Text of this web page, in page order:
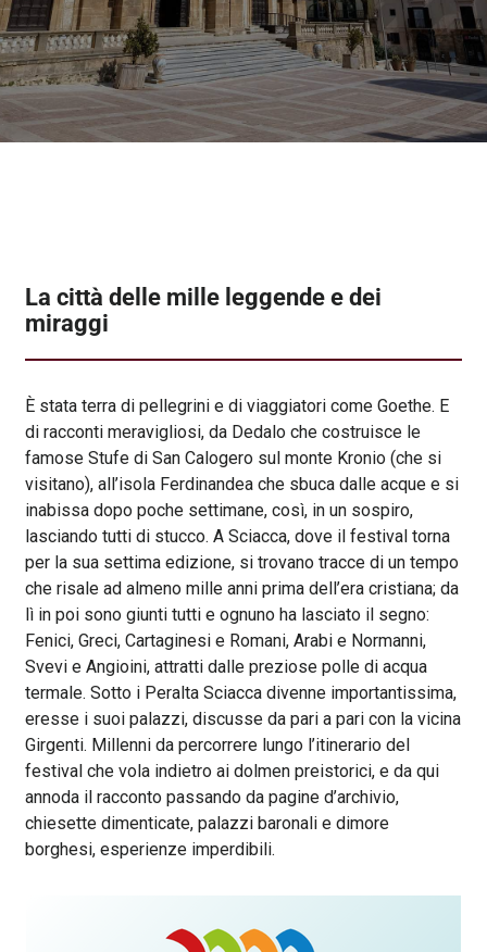
La città delle mille leggende e dei
miraggi
È stata terra di pellegrini e di viaggiatori come Goethe. E
di racconti meravigliosi, da Dedalo che costruisce le
famose Stufe di San Calogero sul monte Kronio (che si
visitano), all’isola Ferdinandea che sbuca dalle acque e si
inabissa dopo poche settimane, così, in un sospiro,
lasciando tutti di stucco. A Sciacca, dove il festival torna
per la sua settima edizione, si trovano tracce di un tempo
che risale ad almeno mille anni prima dell’era cristiana; da
lì in poi sono giunti tutti e ognuno ha lasciato il segno:
Fenici, Greci, Cartaginesi e Romani, Arabi e Normanni,
Svevi e Angioini, attratti dalle preziose polle di acqua
termale. Sotto i Peralta Sciacca divenne importantissima,
eresse i suoi palazzi, discusse da pari a pari con la vicina
Girgenti. Millenni da percorrere lungo l’itinerario del
festival che vola indietro ai dolmen preistorici, e da qui
annoda il racconto passando da pagine d’archivio,
chiesette dimenticate, palazzi baronali e dimore
borghesi, esperienze imperdibili.